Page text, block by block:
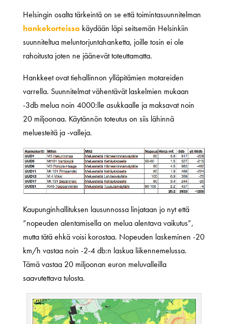
Helsingin osalta tärkeintä on se että toimintasuunnitelman
hankekorteissa käydään läpi seitsemän Helsinkiin
suunniteltua meluntorjuntahanketta, joille tosin ei ole
rahoitusta joten ne jäänevät toteuttamatta.
Hankkeet ovat tiehallinnon ylläpitämien motareiden
varrella. Suunnitelmat vähentävät laskelmien mukaan
-3db melua noin 4000:lle asukkaalle ja maksavat noin
20 miljoonaa. Käytännön toteutus on siis lähinnä
meluesteitä ja -valleja.
Kaupunginhallituksen lausunnossa linjataan jo nyt että
”nopeuden alentamisella on melua alentava vaikutus”,
mutta tätä ehkä voisi korostaa. Nopeuden laskeminen -20
km/h vastaa noin -2-4 db:n laskua liikennemelussa.
Tämä vastaa 20 miljoonan euron meluvalleilla
saavutettava tulosta.